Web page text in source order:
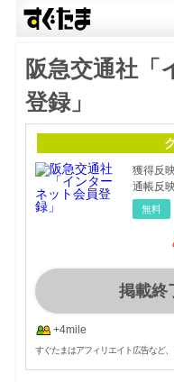
阪急交通社「
登録」
獲得反
通帳反
無料
掲載終
+4mile
すぐたまはアフィリエイト広告など